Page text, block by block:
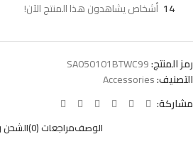
14 أشخاص يشاهدون هذا المنتج الآن!
رمز المنتج:SA050101BTWC99
التصنيف:Accessories
مشاركة:
الوصفمراجعات (0) الشحن